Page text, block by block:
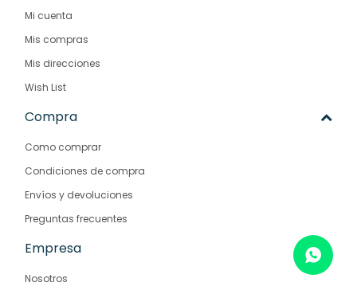
Mi cuenta
Mis compras
Mis direcciones
Wish List
Compra
Como comprar
Condiciones de compra
Envíos y devoluciones
Preguntas frecuentes
Empresa
Nosotros